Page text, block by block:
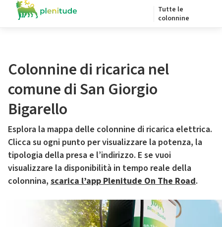
Tutte le
colonnine
Colonnine di ricarica nel
comune di San Giorgio
Bigarello
Esplora la mappa delle colonnine di ricarica elettrica.
Clicca su ogni punto per visualizzare la potenza, la
tipologia della presa e l’indirizzo. E se vuoi
visualizzare la disponibilità in tempo reale della
colonnina, scarica l’app Plenitude On The Road.